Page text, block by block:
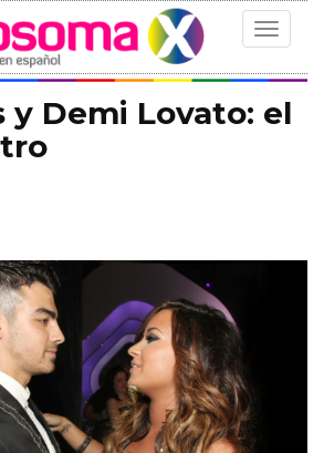
Toggle
y Demi Lovato: el